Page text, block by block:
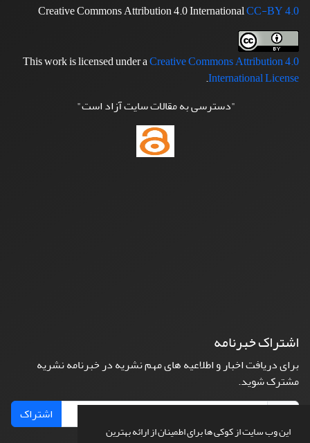
این وب سایت از کوکی ها برای اطمینان از ارائه بهترین
Creative Commons Attribution 4.0 InternationalCC-BY 4.0
This work is licensed under aCreative Commons Attribution 4.0
International License
.
"دسترسی به مقالات سایت آزاد است"
اشتراک خبرنامه
برای دریافت اخبار و اطلاعیه های مهم نشریه در خبرنامه نشریه
مشترک شوید.
اشتراک